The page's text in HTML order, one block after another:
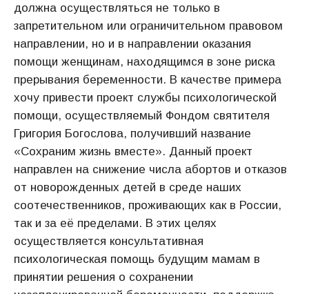
должна осуществляться не только в
запретительном или ограничительном правовом
направлении, но и в направлении оказания
помощи женщинам, находящимся в зоне риска
прерывания беременности. В качестве примера
хочу привести проект службы психологической
помощи, осуществляемый Фондом святителя
Григория Богослова, получивший название
«Сохраним жизнь вместе». Данный проект
направлен на снижение числа абортов и отказов
от новорожденных детей в среде наших
соотечественников, проживающих как в России,
так и за её пределами. В этих целях
осуществляется консультативная
психологическая помощь будущим мамам в
принятии решения о сохранении